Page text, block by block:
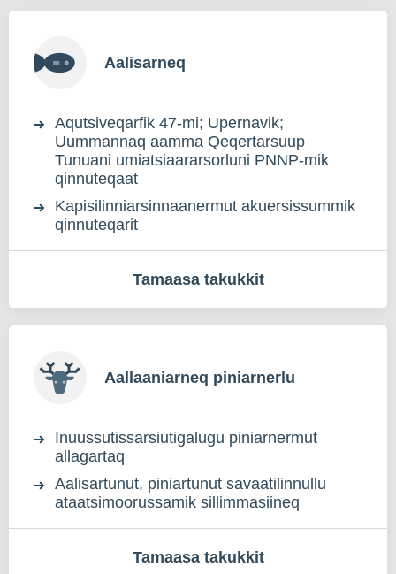
Aalisarneq
Aqutsiveqarfik 47-mi; Upernavik;
Uummannaq aamma Qeqertarsuup
Tunuani umiatsiaararsorluni PNNP-mik
qinnuteqaat
Kapisilinniarsinnaanermut akuersissummik
qinnuteqarit
Tamaasa takukkit
Aallaaniarneq piniarnerlu
Inuussutissarsiutigalugu piniarnermut
allagartaq
Aalisartunut, piniartunut savaatilinnullu
ataatsimoorussamik sillimmasiineq
Tamaasa takukkit